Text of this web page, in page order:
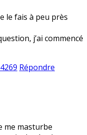
le fais à peu près
j’ai commencé
Répondre
me masturbe